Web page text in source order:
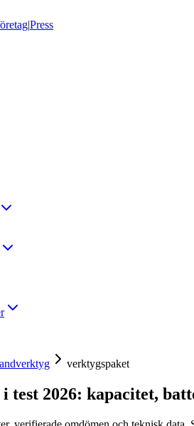
|Press
verktygspaket
test 2026: kapacitet,